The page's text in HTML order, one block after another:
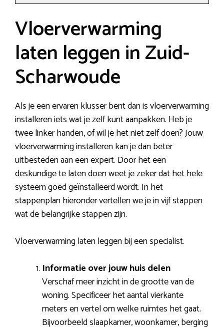
Vloerverwarming
laten leggen in Zuid-
Scharwoude
Als je een ervaren klusser bent dan is vloerverwarming
installeren iets wat je zelf kunt aanpakken. Heb je
twee linker handen, of wil je het niet zelf doen? Jouw
vloerverwarming installeren kan je dan beter
uitbesteden aan een expert. Door het een
deskundige te laten doen weet je zeker dat het hele
systeem goed geïnstalleerd wordt. In het
stappenplan hieronder vertellen we je in vijf stappen
wat de belangrijke stappen zijn.
Vloerverwarming laten leggen bij een specialist.
Informatie over jouw huis delen
Verschaf meer inzicht in de grootte van de
woning. Specificeer het aantal vierkante
meters en vertel om welke ruimtes het gaat.
Bijvoorbeeld slaapkamer, woonkamer, berging